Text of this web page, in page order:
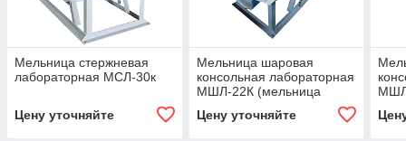
Мельница стержневая
лабораторная МСЛ-30к
Цену уточняйте
Мельница шаровая
консольная лабораторная
МШЛ-22К (мельница
Цену уточняйте